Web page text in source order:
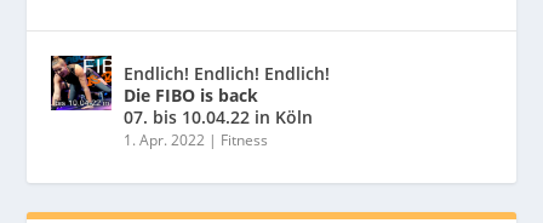
Endlich! Endlich! Endlich!
Die FIBO is back
07. bis 10.04.22 in Köln
1. Apr. 2022 | Fitness